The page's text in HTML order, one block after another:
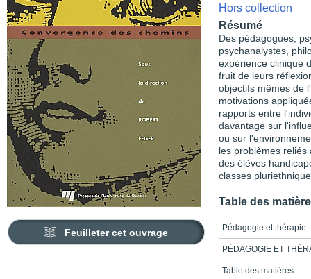
Feuilleter cet ouvrage
Hors collection
Résumé
Des pédagogues,
psychanalystes,
expérience clinique
fruit de leurs
objectifs mêmes de
motivations
rapports entre
davantage sur
ou sur
les problèmes
des élèves
classes
Table des
Pédagogie et thérapie
PÉDAGOGIE ET
Table des matières